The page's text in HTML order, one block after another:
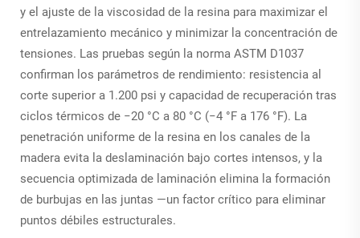
y el ajuste de la viscosidad de la resina para maximizar el
entrelazamiento mecánico y minimizar la concentración de
tensiones. Las pruebas según la norma ASTM D1037
confirman los parámetros de rendimiento: resistencia al
corte superior a 1.200 psi y capacidad de recuperación tras
ciclos térmicos de −20 °C a 80 °C (−4 °F a 176 °F). La
penetración uniforme de la resina en los canales de la
madera evita la deslaminación bajo cortes intensos, y la
secuencia optimizada de laminación elimina la formación
de burbujas en las juntas —un factor crítico para eliminar
puntos débiles estructurales.